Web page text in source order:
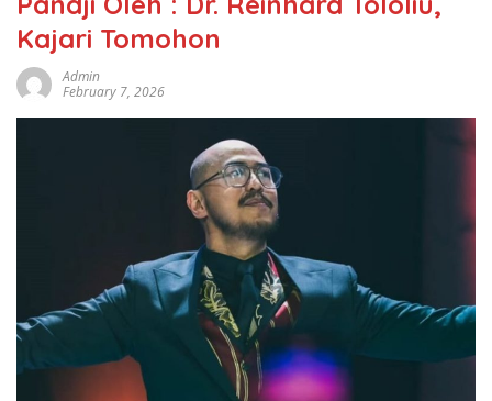
Kajari Tomohon
Admin
February 7, 2026